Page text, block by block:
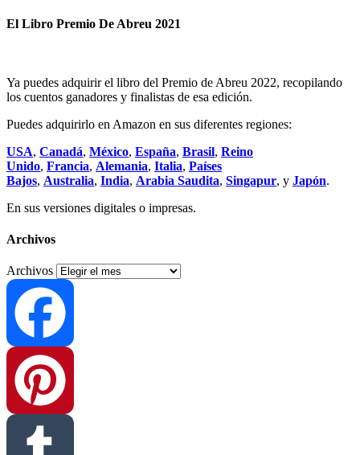
El Libro Premio De Abreu 2021
Ya puedes adquirir el libro del Premio de Abreu 2022, recopilando
los cuentos ganadores y finalistas de esa edición.
Puedes adquirirlo en Amazon en sus diferentes regiones:
USA, Canadá, México, España, Brasil, Reino
Unido, Francia, Alemania, Italia, Países
Bajos, Australia, India, Arabia Saudita, Singapur, y Japón.
En sus versiones digitales o impresas.
Archivos
Archivos
Facebook
Pinterest